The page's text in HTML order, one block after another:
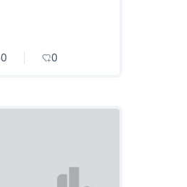
0 0